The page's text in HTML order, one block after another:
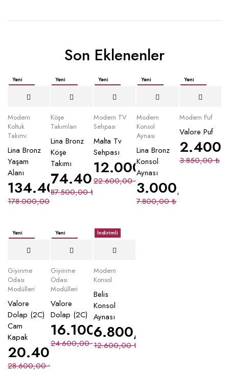
Son Eklenenler
Yeni
Modern
Koltuk
Takımı
Lina Bronz
Yaşam
Alanı
178.000,00
134.400,00₺
Yeni
Köşe
Takımları
Lina Bronz
Köşe
Takımı
87.500,00₺
74.400,00₺
Yeni
Modern TV
Sehpası
Malta Tv
Sehpası
22.600,00₺
12.000,00
Yeni
Modern
Konsol
Aynası
Lina Bronz
Konsol
Aynası
7.800,00₺
3.000,00
Yeni
Modern Puf
Valore Puf
3.850,00₺
Yeni
Giyinme
Odası
Modülleri
Valore
Dolap (2C)
Cam
Kapak
28.600,00₺
20.400,00₺
Yeni
Giyinme
Odası
Modülleri
Valore
Dolap (2C)
24.600,00₺
16.100,00₺
İndirimli
Modern
Konsol
Belis
Konsol
Aynası
12.600,00₺
6.800,00